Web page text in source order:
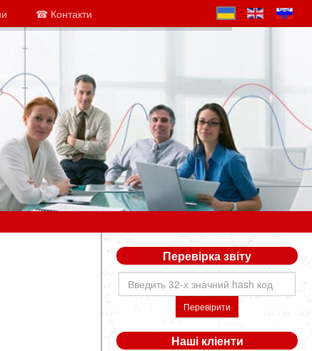
☎ Контакти
Перевірка звіту
Перевірити
Наші кліенти